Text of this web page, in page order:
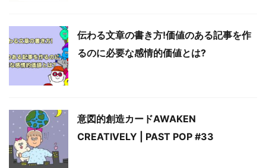
伝わる文章の書き方!価値のある記事を作
るのに必要な感情的価値とは?
意図的創造カードAWAKEN
CREATIVELY | PAST POP #33